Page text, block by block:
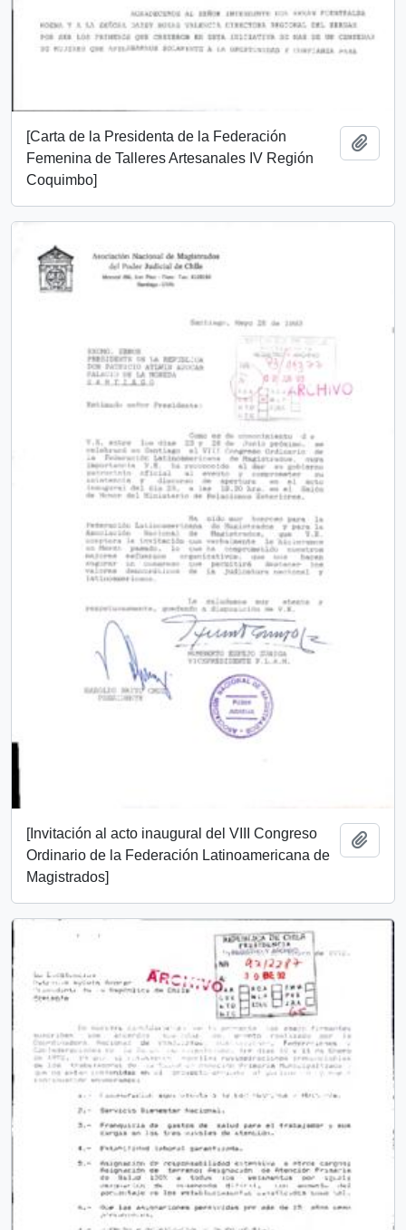
[Carta de la Presidenta de la Federación
Femenina de Talleres Artesanales IV Región
Coquimbo]
[Invitación al acto inaugural del VIII Congreso
Ordinario de la Federación Latinoamericana de
Magistrados]